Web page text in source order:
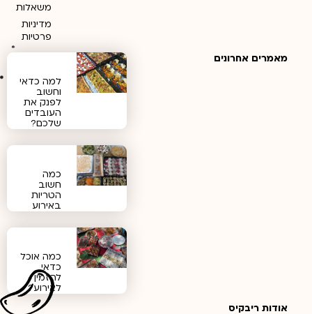
משאלות
מדיניות
פרטיות
מאמרים אחרונים
למה כדאי
וחשוב
לפנק את
העובדים
שלכם?
כמה
חשוב
הטריות
באירוע
כמה אוכל
כדאי
להזמין
לאירוע?
אודות ריבקיס